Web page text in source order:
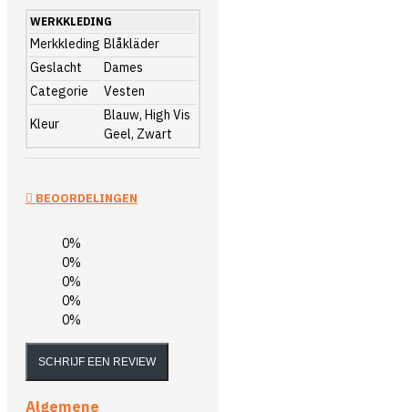
WERKKLEDING
Merkkleding Blåkläder
Geslacht
Dames
Categorie
Vesten
Kleur
Blauw, High Vis
Geel, Zwart
BEOORDELINGEN
0%
0%
0%
0%
0%
SCHRIJF EEN REVIEW
Algemene